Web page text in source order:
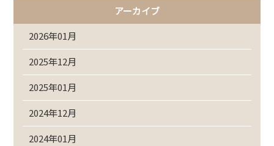
アーカイブ
2026年01月
2025年12月
2025年01月
2024年12月
2024年01月